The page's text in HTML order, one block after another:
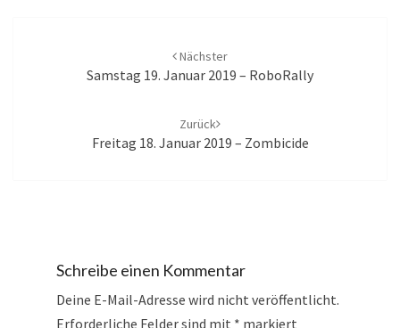
Nächster
Samstag 19. Januar 2019 – RoboRally
Zurück
Freitag 18. Januar 2019 – Zombicide
Schreibe einen Kommentar
Deine E-Mail-Adresse wird nicht veröffentlicht.
Erforderliche Felder sind mit * markiert